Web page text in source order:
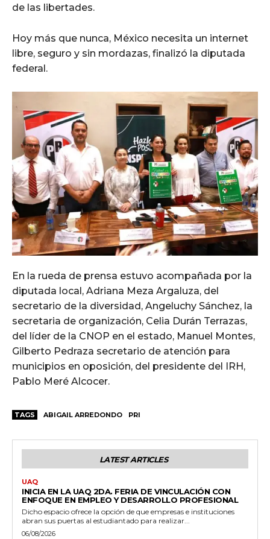
de las libertades.
Hoy más que nunca, México necesita un internet
libre, seguro y sin mordazas, finalizó la diputada
federal.
En la rueda de prensa estuvo acompañada por la
diputada local, Adriana Meza Argaluza, del
secretario de la diversidad, Angeluchy Sánchez, la
secretaria de organización, Celia Durán Terrazas,
del líder de la CNOP en el estado, Manuel Montes,
Gilberto Pedraza secretario de atención para
municipios en oposición, del presidente del IRH,
Pablo Meré Alcocer.
TAGS ABIGAIL ARREDONDO PRI
LATEST ARTICLES
UAQ
INICIA EN LA UAQ 2DA. FERIA DE VINCULACIÓN CON
ENFOQUE EN EMPLEO Y DESARROLLO PROFESIONAL
Dicho espacio ofrece la opción de que empresas e instituciones
abran sus puertas al estudiantado para realizar...
06/08/2026